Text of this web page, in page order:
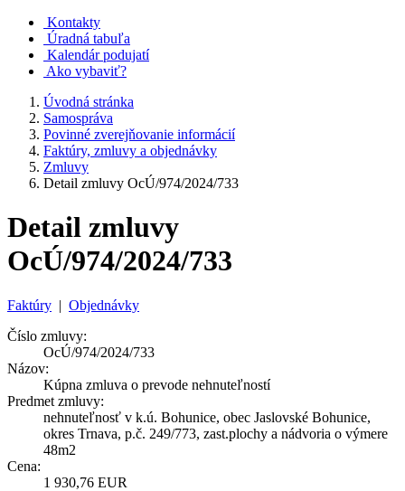
Kontakty
Úradná tabuľa
Kalendár podujatí
Ako vybaviť?
Úvodná stránka
Samospráva
Povinné zverejňovanie informácií
Faktúry, zmluvy a objednávky
Zmluvy
Detail zmluvy OcÚ/974/2024/733
Detail zmluvy
OcÚ/974/2024/733
Faktúry | Objednávky
Číslo zmluvy:
OcÚ/974/2024/733
Názov:
Kúpna zmluva o prevode nehnuteľností
Predmet zmluvy:
nehnuteľnosť v k.ú. Bohunice, obec Jaslovské Bohunice,
okres Trnava, p.č. 249/773, zast.plochy a nádvoria o výmere
48m2
Cena:
1 930,76 EUR